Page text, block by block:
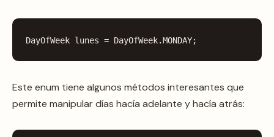
DayOfWeek lunes = DayOfWeek.MONDAY;
Este enum tiene algunos métodos interesantes que
permite manipular días hacía adelante y hacía atrás: